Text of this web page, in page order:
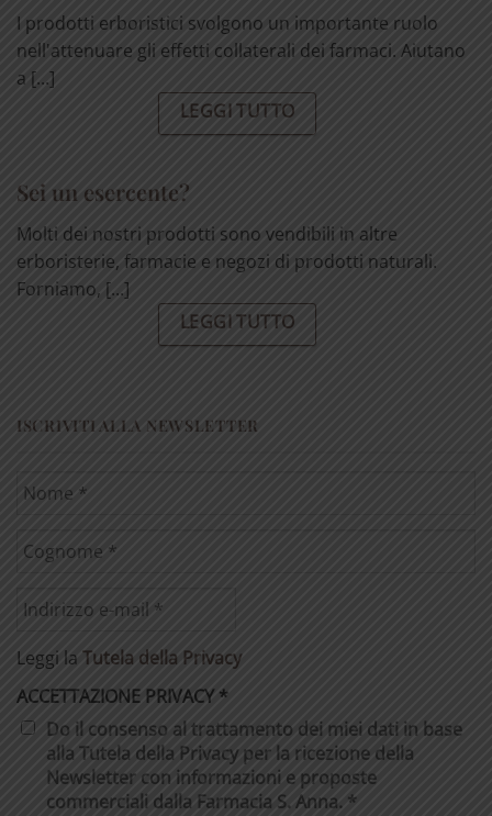
I prodotti erboristici svolgono un importante ruolo
nell'attenuare gli effetti collaterali dei farmaci. Aiutano
a [...]
LEGGI TUTTO
Sei un esercente?
Molti dei nostri prodotti sono vendibili in altre
erboristerie, farmacie e negozi di prodotti naturali.
Forniamo, [...]
LEGGI TUTTO
ISCRIVITI ALLA NEWSLETTER
Leggi la Tutela della Privacy
ACCETTAZIONE PRIVACY*
Do il consenso al trattamento dei miei dati in base
alla Tutela della Privacy per la ricezione della
Newsletter con informazioni e proposte
commerciali dalla Farmacia S. Anna. *